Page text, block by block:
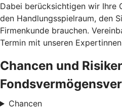
Dabei berücksichtigen wir Ihre
den Handlungsspielraum, den
Firmenkunde brauchen.
Termin mit unseren
Chancen und
Chancen